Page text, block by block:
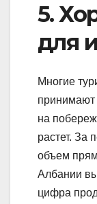
5.
для
Многие
принимают
на
растет. За
объем
Албании
цифра